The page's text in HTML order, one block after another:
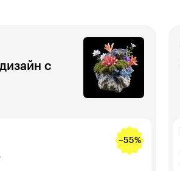
с
−55%